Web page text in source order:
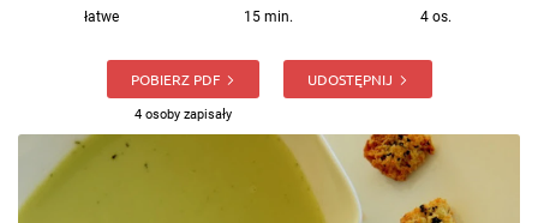
łatwe 15 min. 4 os.
POBIERZ PDF
4 osoby zapisały
UDOSTĘPNIJ